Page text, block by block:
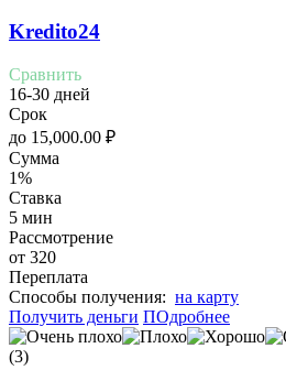
Kredito24
Сравнить
16-30 дней
Срок
до 15,000.00 ₽
Сумма
1%
Ставка
5 мин
Рассмотрение
от 320
Переплата
Cпособы получения: на карту
Получить деньги ПОдробнее
(3)